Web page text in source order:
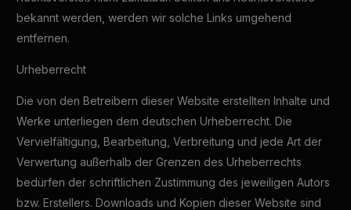
bekannt werden, werden wir solche Links umgehend
entfernen.
Urheberrecht
Die von den Betreibern dieser Website erstellten Inhalte und
Werke unterliegen dem deutschen Urheberrecht. Die
Vervielfältigung, Bearbeitung, Verbreitung und jede Art der
Verwertung außerhalb der Grenzen des Urheberrechts
bedürfen der schriftlichen Zustimmung des jeweiligen Autors
bzw. Erstellers. Downloads und Kopien dieser Website sind